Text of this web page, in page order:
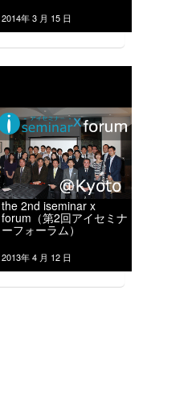
2014年 3 月 15 日
the 2nd iseminar x
forum（第2回アイセミナ
ーフォーラム）
2013年 4 月 12 日